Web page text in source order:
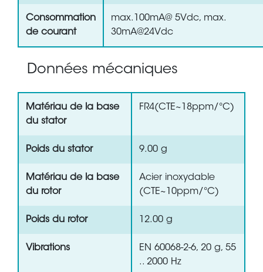
Consommation
de courant
max.100mA@ 5Vdc, max.
30mA@24Vdc
Données mécaniques
Matériau de la base
du stator
FR4(CTE~18ppm/°C)
Poids du stator 9.00 g
Matériau de la base
du rotor
Acier inoxydable
(CTE~10ppm/°C)
Poids du rotor 12.00 g
Vibrations
EN 60068-2-6, 20 g, 55
.. 2000 Hz